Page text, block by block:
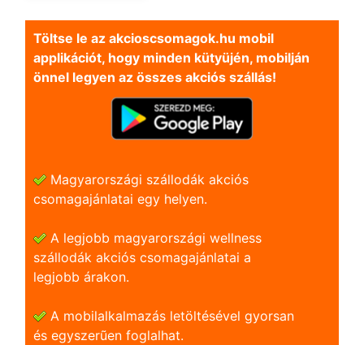
Töltse le az akcioscsomagok.hu mobil
applikációt, hogy minden kütyüjén, mobilján
önnel legyen az összes akciós szállás!
Magyarországi szállodák akciós
csomagajánlatai egy helyen.
A legjobb magyarországi wellness
szállodák akciós csomagajánlatai a
legjobb árakon.
A mobilalkalmazás letöltésével gyorsan
és egyszerũen foglalhat.